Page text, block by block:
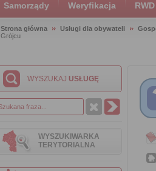
Samorządy Weryfikacja RWD
Strona główna Usługi dla obywateli
Grójcu
WYSZUKAJ USŁUGĘ
WYSZUKIWARKA
TERYTORIALNA